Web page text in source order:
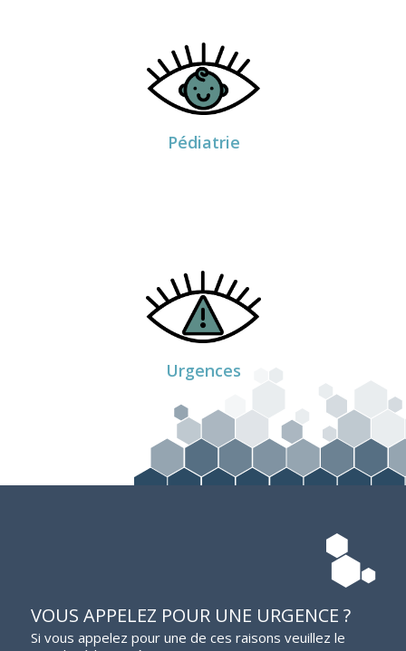
Pédiatrie
PRENDRE RDV
Dr Marion Blaizeau
Dr Sylvie Maes
Urgences
CONSULTEZ LES URGENCES
OPHTALMOLOGIQUE
VOUS APPELEZ POUR UNE URGENCE ?
Si vous appelez pour une de ces raisons veuillez le